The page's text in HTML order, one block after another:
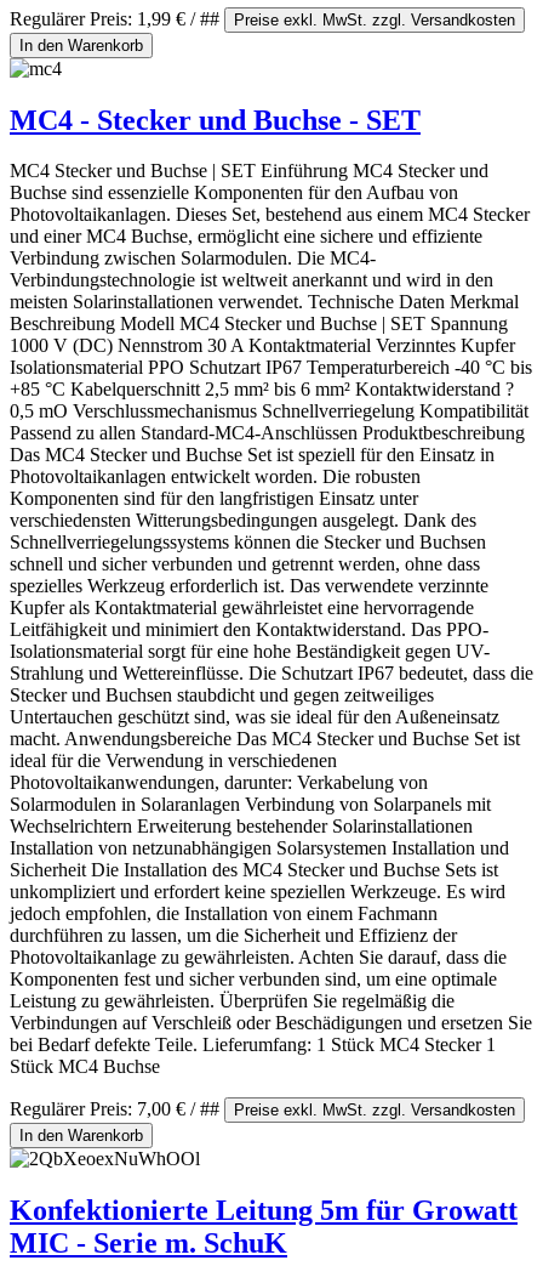
Regulärer Preis: 1,99 € / ##
Preise exkl. MwSt. zzgl. Versandkosten
In den Warenkorb
MC4 - Stecker und Buchse - SET
MC4 Stecker und Buchse | SET Einführung MC4 Stecker und
Buchse sind essenzielle Komponenten für den Aufbau von
Photovoltaikanlagen. Dieses Set, bestehend aus einem MC4 Stecker
und einer MC4 Buchse, ermöglicht eine sichere und effiziente
Verbindung zwischen Solarmodulen. Die MC4-
Verbindungstechnologie ist weltweit anerkannt und wird in den
meisten Solarinstallationen verwendet. Technische Daten Merkmal
Beschreibung Modell MC4 Stecker und Buchse | SET Spannung
1000 V (DC) Nennstrom 30 A Kontaktmaterial Verzinntes Kupfer
Isolationsmaterial PPO Schutzart IP67 Temperaturbereich -40 °C bis
+85 °C Kabelquerschnitt 2,5 mm² bis 6 mm² Kontaktwiderstand ?
0,5 mO Verschlussmechanismus Schnellverriegelung Kompatibilität
Passend zu allen Standard-MC4-Anschlüssen Produktbeschreibung
Das MC4 Stecker und Buchse Set ist speziell für den Einsatz in
Photovoltaikanlagen entwickelt worden. Die robusten
Komponenten sind für den langfristigen Einsatz unter
verschiedensten Witterungsbedingungen ausgelegt. Dank des
Schnellverriegelungssystems können die Stecker und Buchsen
schnell und sicher verbunden und getrennt werden, ohne dass
spezielles Werkzeug erforderlich ist. Das verwendete verzinnte
Kupfer als Kontaktmaterial gewährleistet eine hervorragende
Leitfähigkeit und minimiert den Kontaktwiderstand. Das PPO-
Isolationsmaterial sorgt für eine hohe Beständigkeit gegen UV-
Strahlung und Wettereinflüsse. Die Schutzart IP67 bedeutet, dass die
Stecker und Buchsen staubdicht und gegen zeitweiliges
Untertauchen geschützt sind, was sie ideal für den Außeneinsatz
macht. Anwendungsbereiche Das MC4 Stecker und Buchse Set ist
ideal für die Verwendung in verschiedenen
Photovoltaikanwendungen, darunter: Verkabelung von
Solarmodulen in Solaranlagen Verbindung von Solarpanels mit
Wechselrichtern Erweiterung bestehender Solarinstallationen
Installation von netzunabhängigen Solarsystemen Installation und
Sicherheit Die Installation des MC4 Stecker und Buchse Sets ist
unkompliziert und erfordert keine speziellen Werkzeuge. Es wird
jedoch empfohlen, die Installation von einem Fachmann
durchführen zu lassen, um die Sicherheit und Effizienz der
Photovoltaikanlage zu gewährleisten. Achten Sie darauf, dass die
Komponenten fest und sicher verbunden sind, um eine optimale
Leistung zu gewährleisten. Überprüfen Sie regelmäßig die
Verbindungen auf Verschleiß oder Beschädigungen und ersetzen Sie
bei Bedarf defekte Teile. Lieferumfang: 1 Stück MC4 Stecker 1
Stück MC4 Buchse
Regulärer Preis: 7,00 € / ##
Preise exkl. MwSt. zzgl. Versandkosten
In den Warenkorb
Konfektionierte Leitung 5m für Growatt
MIC - Serie m. SchuK